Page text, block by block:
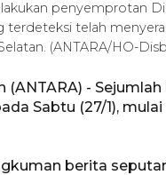
penyemprotan
terdeteksi telah
(ANTARA/HO-
(ANTARA) -
Sabtu (27/1),
berita